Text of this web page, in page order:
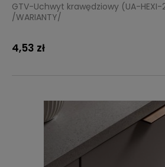
GTV-Uchwyt krawędziowy (UA-
/WARIANTY/
4,53 zł